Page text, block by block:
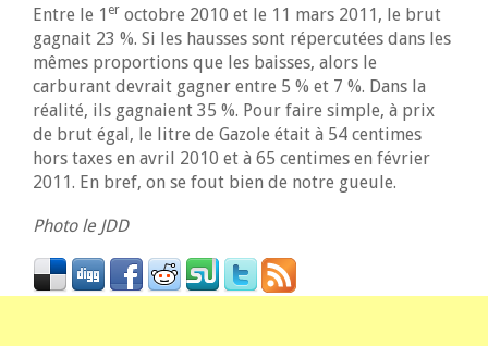
Entre le 1 er octobre 2010 et le 11 mars 2011, le brut
gagnait 23 %. Si les hausses sont répercutées dans les
mêmes proportions que les baisses, alors le
carburant devrait gagner entre 5 % et 7 %. Dans la
réalité, ils gagnaient 35 %. Pour faire simple, à prix
de brut égal, le litre de Gazole était à 54 centimes
hors taxes en avril 2010 et à 65 centimes en février
2011. En bref, on se fout bien de notre gueule.
Photo le JDD